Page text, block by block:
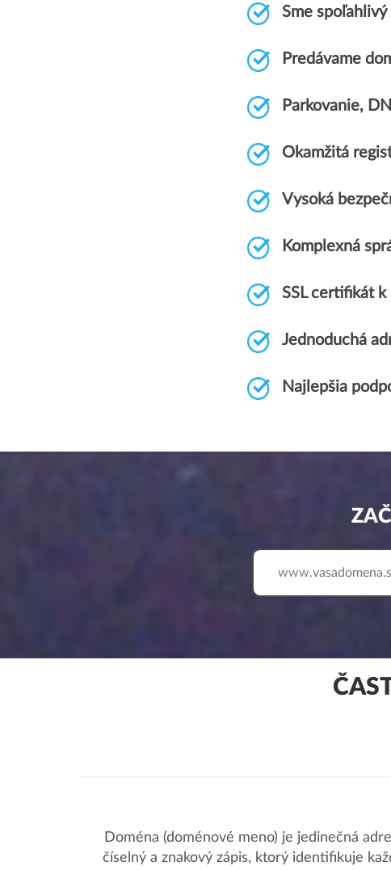
Sme
Predávame
Parkovanie,
Okamžitá
Vysoká
Komplexná
SSL certifikát
Jednoduchá
Najlepšia
www.
Doména (doménové meno) je jedinečná
číselný a znakový zápis, ktorý identifikuje